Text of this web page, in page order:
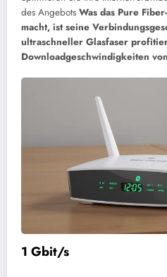
des Angebots Was das Pure
macht, ist seine
ultraschneller Glasfaser
Downloadgeschwindigkeiten
1 Gbit/s